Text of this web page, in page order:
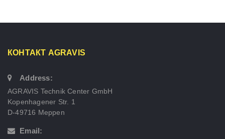
КОНТАКТ AGRAVIS
Address:
AGRAVIS Technik Center GmbH
Kopenhagener Str. 1
D-49716 Meppen
Email: